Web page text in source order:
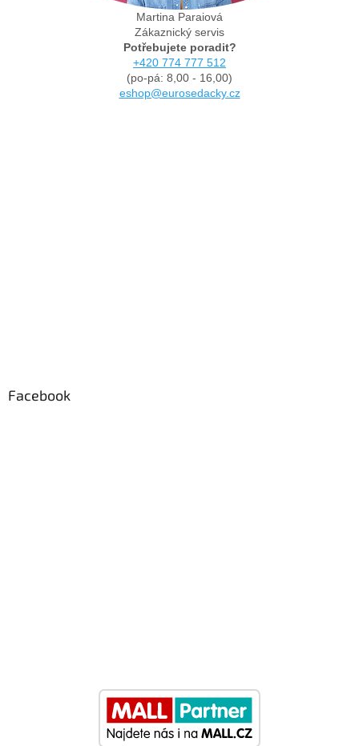
Martina Paraiová
Zákaznický servis
Potřebujete poradit?
+420 774 777 512
(po-pá: 8,00 - 16,00)
eshop@eurosedacky.cz
Facebook